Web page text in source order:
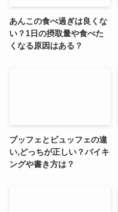
あんこの食べ過ぎは良くな
い？1日の摂取量や食べた
くなる原因はある？
ブッフェとビュッフェの違
い,どっちが正しい？バイキ
ングや書き方は？